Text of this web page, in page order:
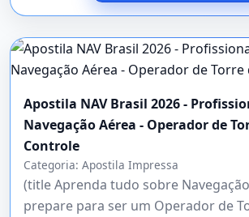
Apostila NAV Brasil 2026 -
Navegação Aérea - Operador de
Controle
Categoria: Apostila Impressa
(title Aprenda tudo sobre
prepare para ser um Operador de